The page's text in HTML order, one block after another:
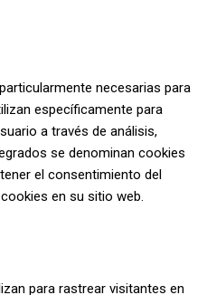
necesarias para
específicamente para
a través de análisis,
se denominan cookies
el consentimiento del
en su sitio web.
para rastrear visitantes en